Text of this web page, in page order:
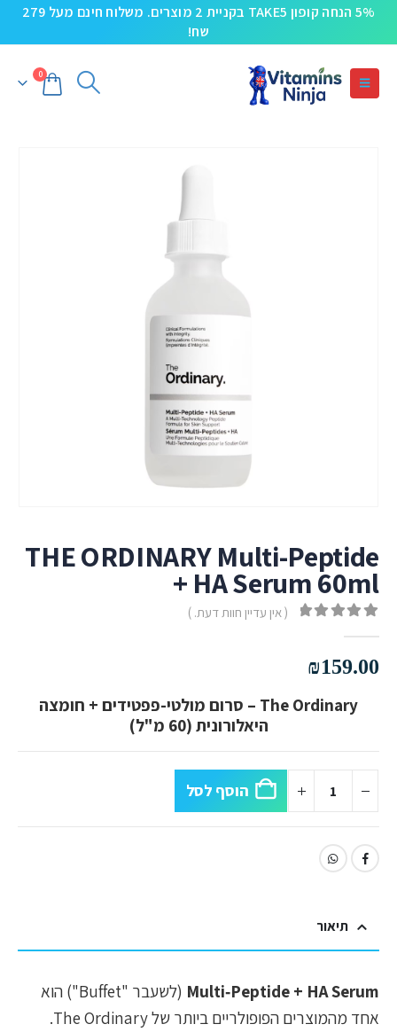
5% הנחה קופון TAKE5 בקניית 2 מוצרים. משלוח חינם מעל 279
שח!
0
THE ORDINARY Multi-Peptide
+ HA Serum 60ml
( אין עדיין חוות דעת. )
₪159.00
The Ordinary – סרום מולטי-פפטידים + חומצה
היאלורונית (60 מ"ל)
הוסף לסל
תיאור
Multi‑Peptide + HA Serum
(לשעבר "Buffet") הוא
אחד מהמוצרים הפופולריים ביותר של The Ordinary.